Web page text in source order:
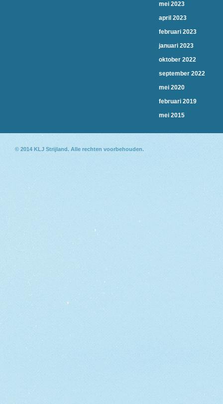
mei 2023
april 2023
februari 2023
januari 2023
oktober 2022
september 2022
mei 2020
februari 2019
mei 2015
© 2014 KLJ Strijland. Alle rechten voorbehouden.